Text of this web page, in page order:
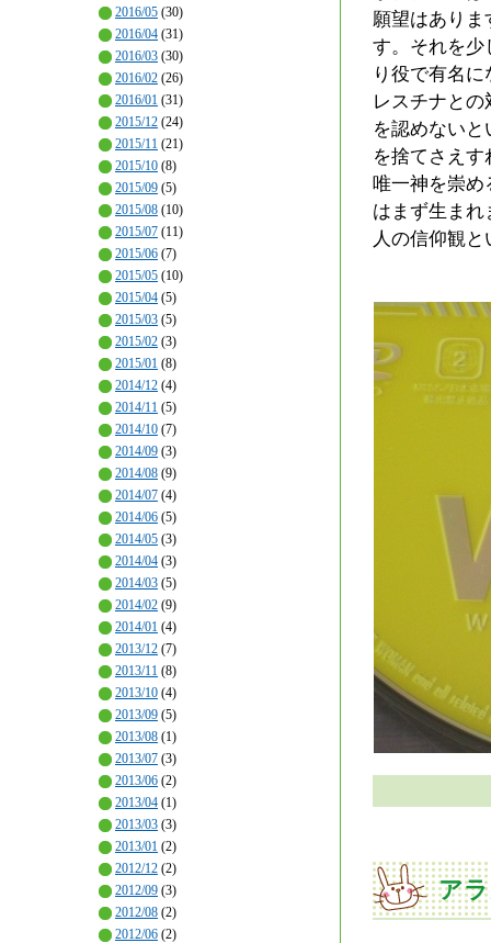
2016/05 (30)
2016/04 (31)
2016/03 (30)
2016/02 (26)
2016/01 (31)
2015/12 (24)
2015/11 (21)
2015/10 (8)
2015/09 (5)
2015/08 (10)
2015/07 (11)
2015/06 (7)
2015/05 (10)
2015/04 (5)
2015/03 (5)
2015/02 (3)
2015/01 (8)
2014/12 (4)
2014/11 (5)
2014/10 (7)
2014/09 (3)
2014/08 (9)
2014/07 (4)
2014/06 (5)
2014/05 (3)
2014/04 (3)
2014/03 (5)
2014/02 (9)
2014/01 (4)
2013/12 (7)
2013/11 (8)
2013/10 (4)
2013/09 (5)
2013/08 (1)
2013/07 (3)
2013/06 (2)
2013/04 (1)
2013/03 (3)
2013/01 (2)
2012/12 (2)
2012/09 (3)
2012/08 (2)
2012/06 (2)
願望はあり
す。それを少
り役で有名
レスチナと
を認めない
を捨てさえ
唯一神を崇め
はまず生ま
人の信仰観
ア